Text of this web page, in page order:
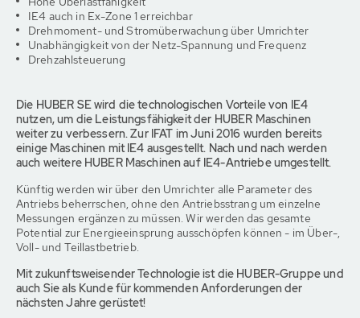
IE4 auch in Ex-Zone 1 erreichbar
Drehmoment- und Stromüberwachung über Umrichter
Unabhängigkeit von der Netz-Spannung und Frequenz
Drehzahlsteuerung
Die HUBER SE wird die technologischen Vorteile von IE4
nutzen, um die Leistungsfähigkeit der HUBER Maschinen
weiter zu verbessern. Zur IFAT im Juni 2016 wurden bereits
einige Maschinen mit IE4 ausgestellt. Nach und nach werden
auch weitere HUBER Maschinen auf IE4-Antriebe umgestellt.
Künftig werden wir über den Umrichter alle Parameter des
Antriebs beherrschen, ohne den Antriebsstrang um einzelne
Messungen ergänzen zu müssen. Wir werden das gesamte
Potential zur Energieeinsprung ausschöpfen können - im Über-,
Voll- und Teillastbetrieb.
Mit zukunftsweisender Technologie ist die HUBER-Gruppe und
auch Sie als Kunde für kommenden Anforderungen der
nächsten Jahre gerüstet!